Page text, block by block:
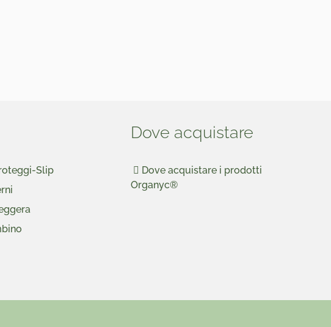
Slip
Dove acquistare
Dove acquistare i prodotti
Organyc®